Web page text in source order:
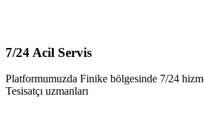
7/24 Acil Servis
Platformumuzda Finike bölgesinde 7/24
Tesisatçı uzmanları